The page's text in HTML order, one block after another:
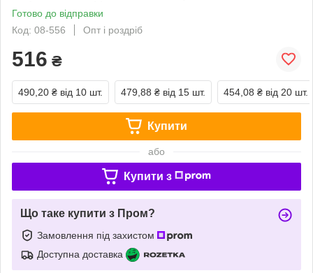
Готово до відправки
Код: 08-556
Опт і роздріб
516 ₴
490,20 ₴ від 10 шт. 479,88 ₴ від 15 шт. 454,08 ₴ від 20 шт.
Купити
або
Купити з
Що таке купити з Пром?
Замовлення під захистом
Доступна доставка